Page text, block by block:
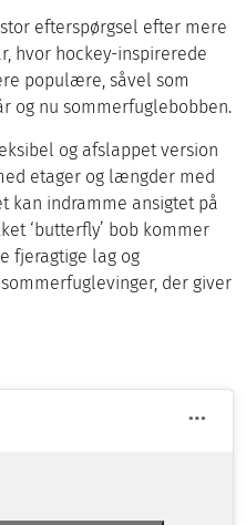
efterspørgsel efter mere
hvor hockey-inspirerede
populære, såvel som
og nu sommerfuglebobben.
og afslappet version
etager og længder med
kan indramme ansigtet på
‘butterfly’ bob kommer
fjeragtige lag og
der giver